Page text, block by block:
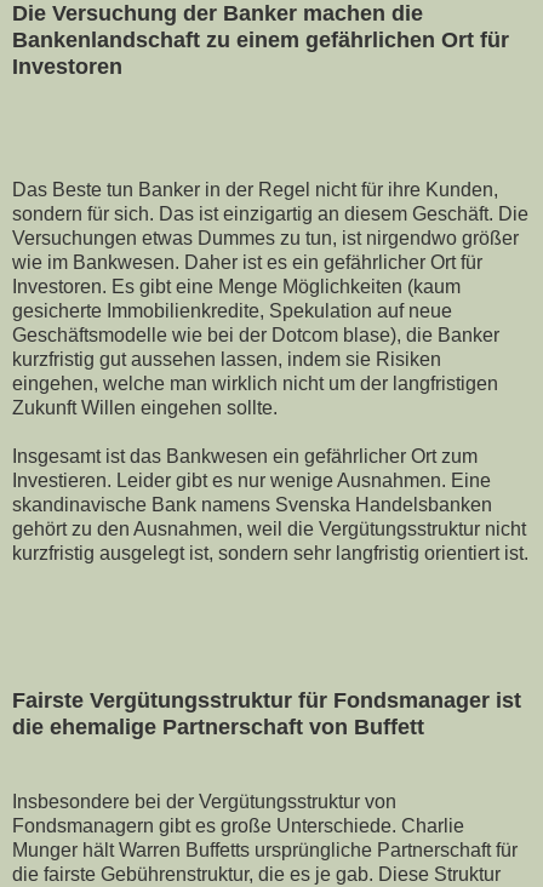
Die Versuchung der Banker machen die
Bankenlandschaft zu einem gefährlichen Ort für
Investoren
Das Beste tun Banker in der Regel nicht für ihre Kunden,
sondern für sich. Das ist einzigartig an diesem Geschäft. Die
Versuchungen etwas Dummes zu tun, ist nirgendwo größer
wie im Bankwesen. Daher ist es ein gefährlicher Ort für
Investoren. Es gibt eine Menge Möglichkeiten (kaum
gesicherte Immobilienkredite, Spekulation auf neue
Geschäftsmodelle wie bei der Dotcom blase), die Banker
kurzfristig gut aussehen lassen, indem sie Risiken
eingehen, welche man wirklich nicht um der langfristigen
Zukunft Willen eingehen sollte.
Insgesamt ist das Bankwesen ein gefährlicher Ort zum
Investieren. Leider gibt es nur wenige Ausnahmen. Eine
skandinavische Bank namens Svenska Handelsbanken
gehört zu den Ausnahmen, weil die Vergütungsstruktur nicht
kurzfristig ausgelegt ist, sondern sehr langfristig orientiert ist.
Fairste Vergütungsstruktur für Fondsmanager ist
die ehemalige Partnerschaft von Buffett
Insbesondere bei der Vergütungsstruktur von
Fondsmanagern gibt es große Unterschiede. Charlie
Munger hält Warren Buffetts ursprüngliche Partnerschaft für
die fairste Gebührenstruktur, die es je gab. Diese Struktur